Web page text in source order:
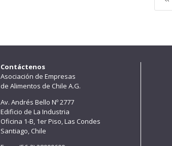
Contáctenos
Asociación de Empresas
de Alimentos de Chile A.G.
Av. Andrés Bello Nº 2777
Edificio de La Industria
Oficina 1-B, 1er Piso, Las Condes
Santiago, Chile